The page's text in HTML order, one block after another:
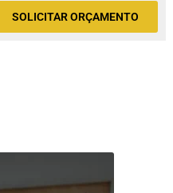
SOLICITAR ORÇAMENTO